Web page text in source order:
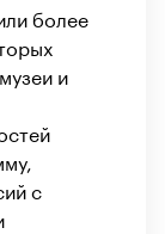
более
и
с